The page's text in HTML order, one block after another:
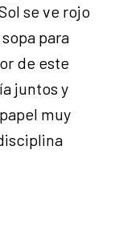
se ve rojo
para
de este
juntos y
muy